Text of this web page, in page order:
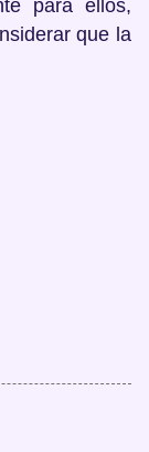
para ellos,
que la